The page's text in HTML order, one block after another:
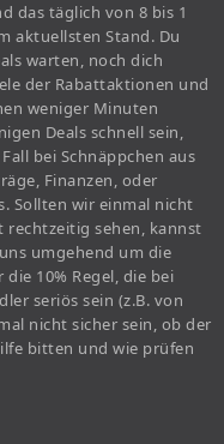
das täglich von 8 bis 1
aktuellsten Stand. Du
warten, noch dich
der Rabattaktionen und
weniger Minuten
Deals schnell sein,
bei Schnäppchen aus
Finanzen, oder
Sollten wir einmal nicht
rechtzeitig sehen, kannst
umgehend um die
10% Regel, die bei
seriös sein (z.B. von
nicht sicher sein, ob der
bitten und wie prüfen